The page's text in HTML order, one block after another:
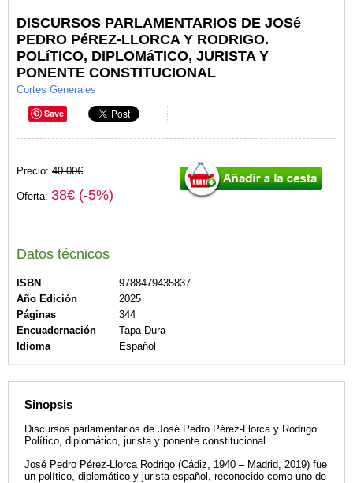
DISCURSOS PARLAMENTARIOS DE JOSé
PEDRO PéREZ-LLORCA Y RODRIGO.
POLíTICO, DIPLOMáTICO, JURISTA Y
PONENTE CONSTITUCIONAL
Cortes Generales
Save
Precio: 40.00€
Oferta: 38€ (-5%)
Datos técnicos
ISBN
9788479435837
Año Edición
2025
Páginas
344
Encuadernación
Tapa Dura
Idioma
Español
Sinopsis
Discursos parlamentarios de José Pedro Pérez-Llorca y Rodrigo.
Político, diplomático, jurista y ponente constitucional
José Pedro Pérez-Llorca Rodrigo (Cádiz, 1940 – Madrid, 2019) fue
un político, diplomático y jurista español, reconocido como uno de